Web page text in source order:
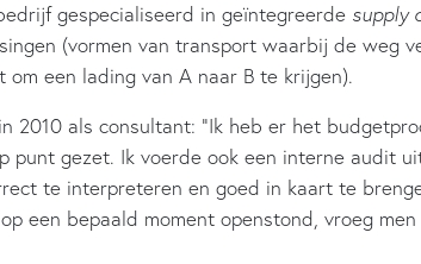
gespecialiseerd in geïntegreerde supply
(vormen van transport waarbij de weg
een lading van A naar B te krijgen).
2010 als consultant: “Ik heb er het
punt gezet. Ik voerde ook een interne audit
te interpreteren en goed in kaart te
een bepaald moment openstond, vroeg